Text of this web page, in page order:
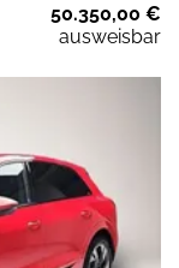
50.350,00 €
ausweisbar